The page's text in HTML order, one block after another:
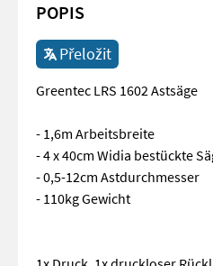
POPIS
Přeložit
Greentec LRS 1602 Astsäge
- 1,6m Arbeitsbreite
- 4 x 40cm Widia bestückte
- 0,5-12cm Astdurchmesser
- 110kg Gewicht